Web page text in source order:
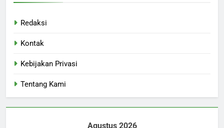
Redaksi
Kontak
Kebijakan Privasi
Tentang Kami
Agustus 2026